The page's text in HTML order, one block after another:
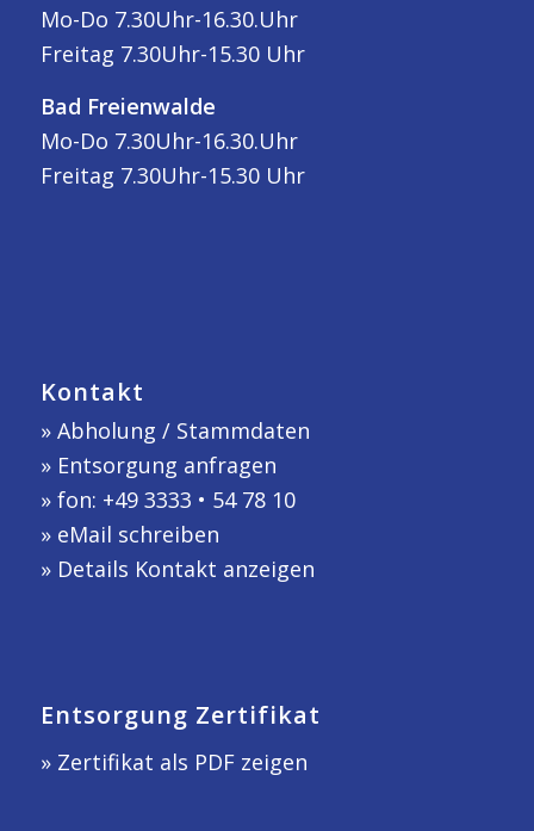
Mo-Do 7.30Uhr-16.30.Uhr
Freitag 7.30Uhr-15.30 Uhr
Bad Freienwalde
Mo-Do 7.30Uhr-16.30.Uhr
Freitag 7.30Uhr-15.30 Uhr
Kontakt
» Abholung / Stammdaten
» Entsorgung anfragen
» fon: +49 3333 • 54 78 10
» eMail schreiben
» Details Kontakt anzeigen
Entsorgung Zertifikat
» Zertifikat als PDF zeigen